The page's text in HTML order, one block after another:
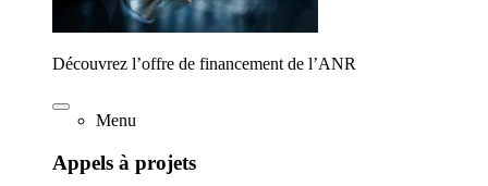
Découvrez l’offre de financement de l’ANR
Menu
Appels à projets